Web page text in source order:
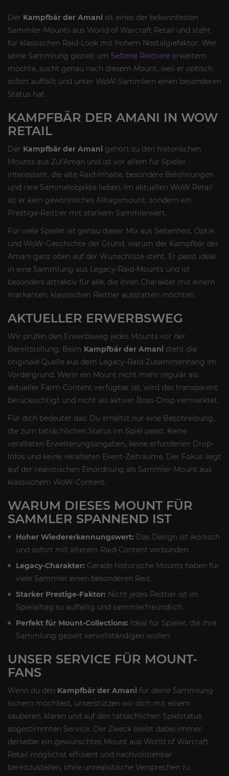
Der Kampfbär der Amani ist eines der bekanntesten
Sammler-Mounts aus World of Warcraft Retail und steht
für klassischen Raid-Look mit hohem Nostalgiefaktor. Wer
seine Sammlung gezielt um Seltene Reittiere erweitern
möchte, sucht genau nach diesem Mount, weil er optisch
sofort auffällt und unter WoW-Sammlern einen besonderen
Status hat.
KAMPFBÄR DER AMANI IN WOW
RETAIL
Der Kampfbär der Amani gehört zu den historischen
Mounts aus Zul'Aman und ist vor allem für Spieler
interessant, die alte Raid-Inhalte, besondere Belohnungen
und rare Sammelobjekte lieben. Im aktuellen WoW Retail
ist er kein gewöhnliches Alltagsmount, sondern ein
Prestige-Reittier mit starkem Sammlerwert.
Für viele Spieler ist genau dieser Mix aus Seltenheit, Optik
und WoW-Geschichte der Grund, warum der Kampfbär der
Amani ganz oben auf der Wunschliste steht. Er passt ideal
in eine Sammlung aus Legacy-Raid-Mounts und ist
besonders attraktiv für alle, die ihren Charakter mit einem
markanten, klassischen Reittier ausstatten möchten.
AKTUELLER ERWERBSWEG
Wir prüfen den Erwerbsweg jedes Mounts vor der
Bereitstellung. Beim Kampfbär der Amani steht die
originale Quelle aus dem Legacy-Raid-Zusammenhang im
Vordergrund. Wenn ein Mount nicht mehr regulär als
aktueller Farm-Content verfügbar ist, wird das transparent
berücksichtigt und nicht als aktiver Boss-Drop vermarktet.
Für dich bedeutet das: Du erhältst nur eine Beschreibung,
die zum tatsächlichen Status im Spiel passt. Keine
veralteten Erweiterungsangaben, keine erfundenen Drop-
Infos und keine veralteten Event-Zeiträume. Der Fokus liegt
auf der realistischen Einordnung als Sammler-Mount aus
klassischem WoW-Content.
WARUM DIESES MOUNT FÜR
SAMMLER SPANNEND IST
Hoher Wiedererkennungswert: Das Design ist ikonisch
und sofort mit älterem Raid-Content verbunden.
Legacy-Charakter: Gerade historische Mounts haben für
viele Sammler einen besonderen Reiz.
Starker Prestige-Faktor: Nicht jedes Reittier ist im
Spielalltag so auffällig und sammlerfreundlich.
Perfekt für Mount-Collections: Ideal für Spieler, die ihre
Sammlung gezielt vervollständigen wollen.
UNSER SERVICE FÜR MOUNT-
FANS
Wenn du den Kampfbär der Amani für deine Sammlung
sichern möchtest, unterstützen wir dich mit einem
sauberen, klaren und auf den tatsächlichen Spielstatus
abgestimmten Service. Der Zweck bleibt dabei immer
derselbe: ein gewünschtes Mount aus World of Warcraft
Retail möglichst effizient und nachvollziehbar
bereitzustellen, ohne unrealistische Versprechen zu